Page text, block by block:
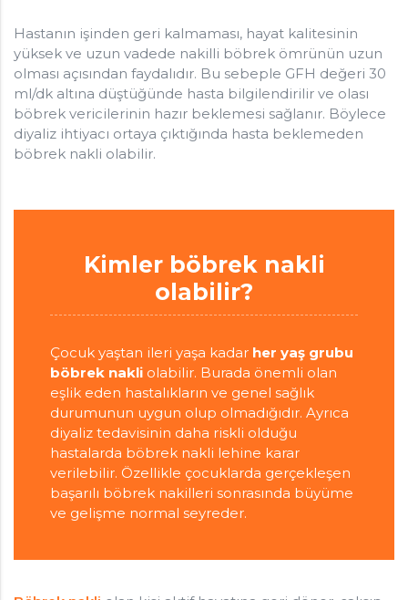
Hastanın işinden geri kalmaması, hayat kalitesinin
yüksek ve uzun vadede nakilli böbrek ömrünün uzun
olması açısından faydalıdır. Bu sebeple GFH değeri 30
ml/dk altına düştüğünde hasta bilgilendirilir ve olası
böbrek vericilerinin hazır beklemesi sağlanır. Böylece
diyaliz ihtiyacı ortaya çıktığında hasta beklemeden
böbrek nakli olabilir.
Kimler böbrek nakli
olabilir?
Çocuk yaştan ileri yaşa kadar her yaş grubu
böbrek nakli olabilir. Burada önemli olan
eşlik eden hastalıkların ve genel sağlık
durumunun uygun olup olmadığıdır. Ayrıca
diyaliz tedavisinin daha riskli olduğu
hastalarda böbrek nakli lehine karar
verilebilir. Özellikle çocuklarda gerçekleşen
başarılı böbrek nakilleri sonrasında büyüme
ve gelişme normal seyreder.